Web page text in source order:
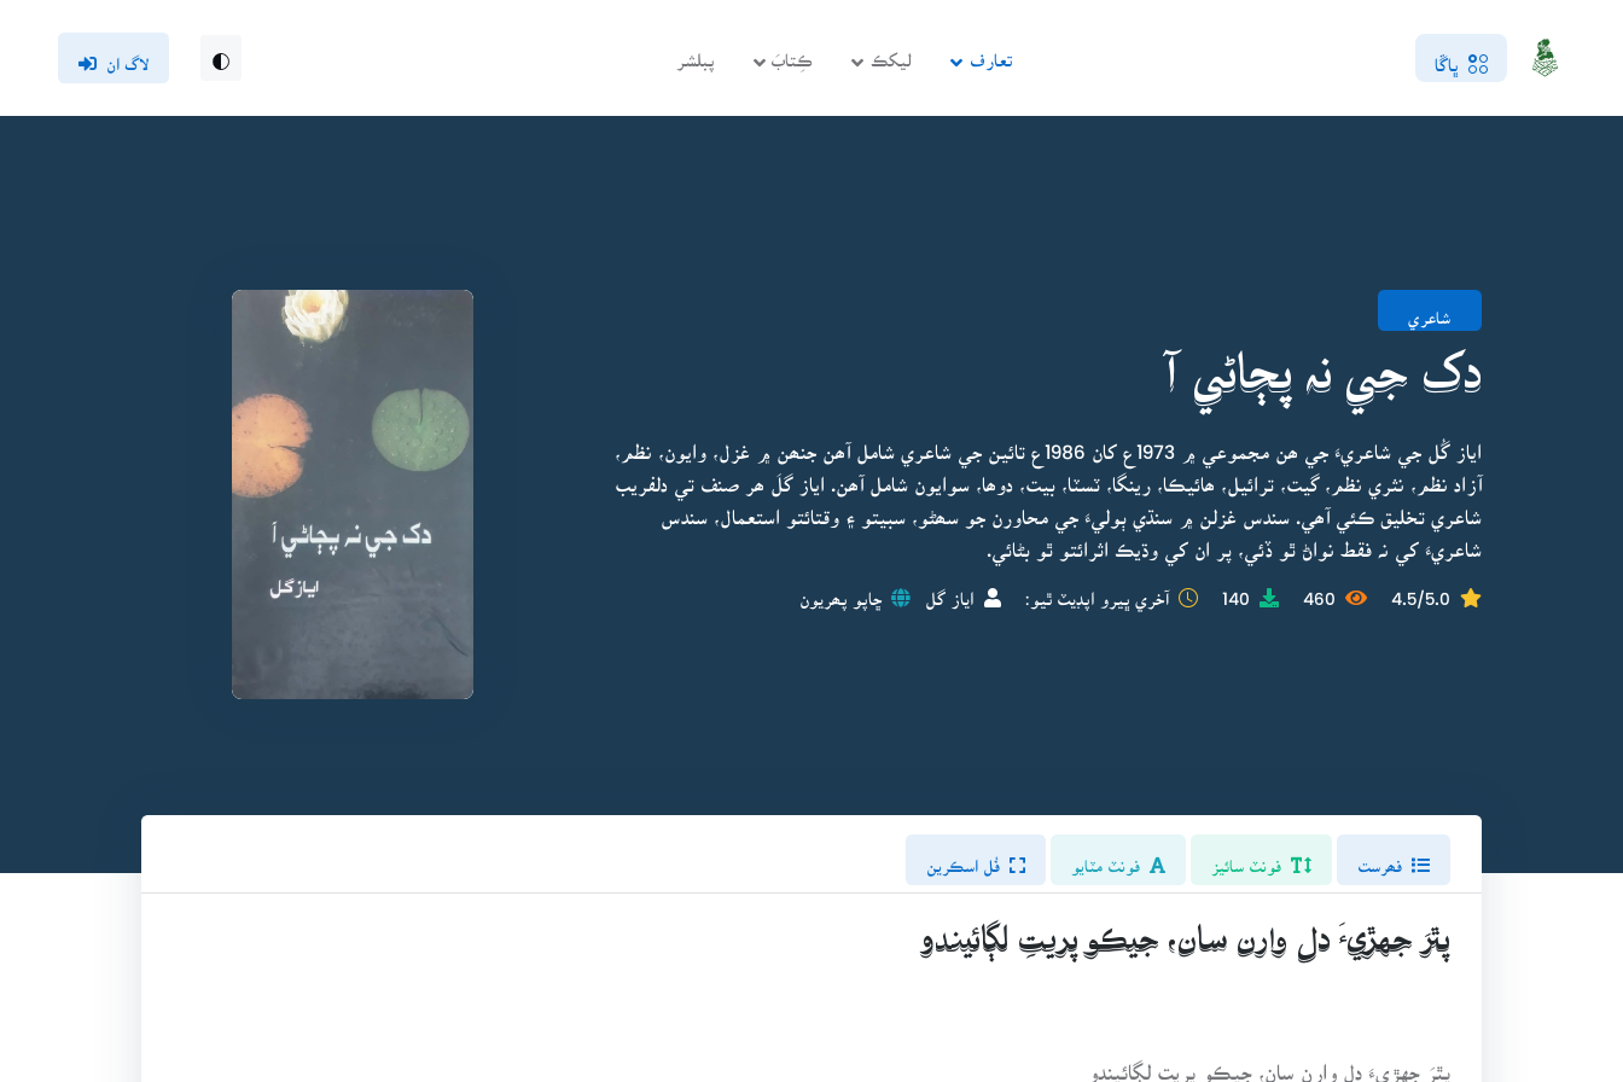
ڀاڱا تعارف ليکڪ ڪِتابَ پبلشر لاگ ان
شاعري
دک جي نہ پڄاڻي آ
اياز گُل جي شاعريءَ جي ھن مجموعي ۾ 1973ع کان 1986ع تائين جي شاعري شامل آھن جنھن ۾ غزل، وايون، نظم،
آزاد نظم، نثري نظم، گيت، ترائيل، ھائيڪا، رينگا، ٽسٽا، بيت، دوھا، سوايون شامل آھن. اياز گلَ ھر صنف تي دلفريب
شاعري تخليق ڪئي آھي. سندس غزلن ۾ سنڌي ٻوليءَ جي محاورن جو سھڻو، سبيتو ۽ وقتائتو استعمال، سندس
شاعريءَ کي نہ فقط نواڻ ٿو ڏئي، پر ان کي وڌيڪ اثرائتو ٿو بڻائي.
4.5/5.0
460
140 آخري ڀيرو اپڊيٽ ٿيو: اياز گل ڇاپو پھريون
فُل اسڪرين
پٿرَ جهڙيءَ دل وارن سان، جيڪو پريتِ لڳائيندو
پٿرَ جهڙيءَ دل وارن سان، جيڪو پريتِ لڳائيندو